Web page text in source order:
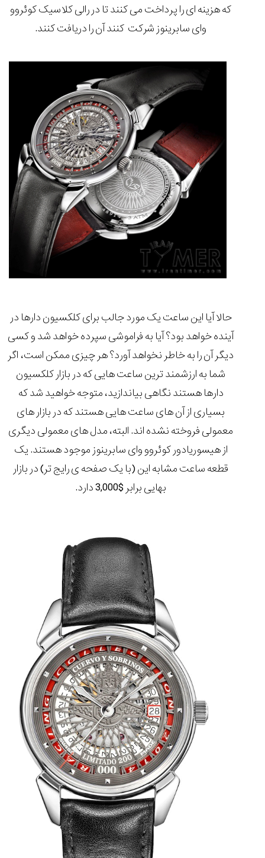
که هزینه ای را پرداخت می کنند تا در رالی کلاسیک کوئروو
وای سابرینوز شرکت کنند آن را دریافت کنند.
حالا آیا این ساعت یک مورد جالب برای کلکسیون دارها در
آینده خواهد بود؟ آیا به فراموشی سپرده خواهد شد و کسی
دیگر آن را به خاطر نخواهد آورد؟ هر چیزی ممکن است، اگر
شما به ارزشمند ترین ساعت هایی که در بازار کلکسیون
دارها هستند نگاهی بیاندازید، متوجه خواهید شد که
بسیاری از آن های ساعت هایی هستند که در بازار های
معمولی فروخته نشده اند. البته، مدل های معمولی دیگری
از هیسوریادور کوئروو وای سابرینوز موجود هستند.یک
قطعه ساعت مشابه این (با یک صفحه ی رایج تر) در بازار
بهایی برابر $3,000 دارد.